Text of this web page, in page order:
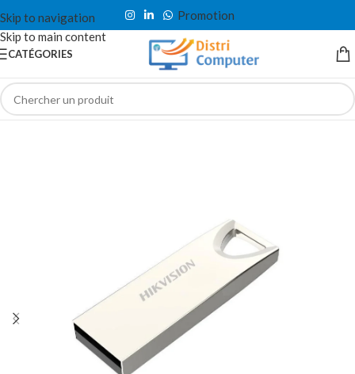
Skip to navigation
Skip to main content
Promotion
CATÉGORIES